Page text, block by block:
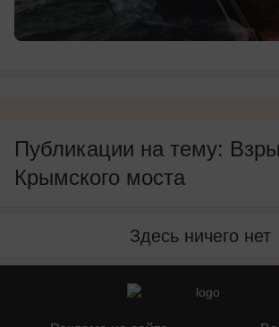
Публикации на тему:
Крымского моста
Здесь ничего нет